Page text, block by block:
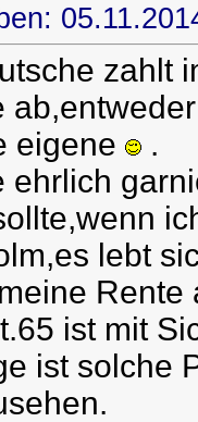
zahlt
eigene
.
ehrlich
lebt
Rente
ist mit
ist solche